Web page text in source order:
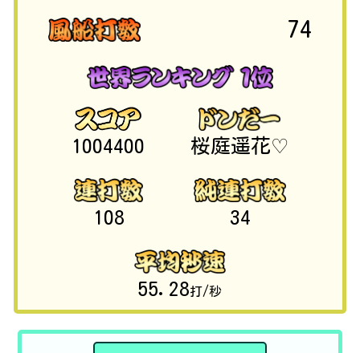
74
1004400 桜庭遥花♡
108 34
55.28打/秒